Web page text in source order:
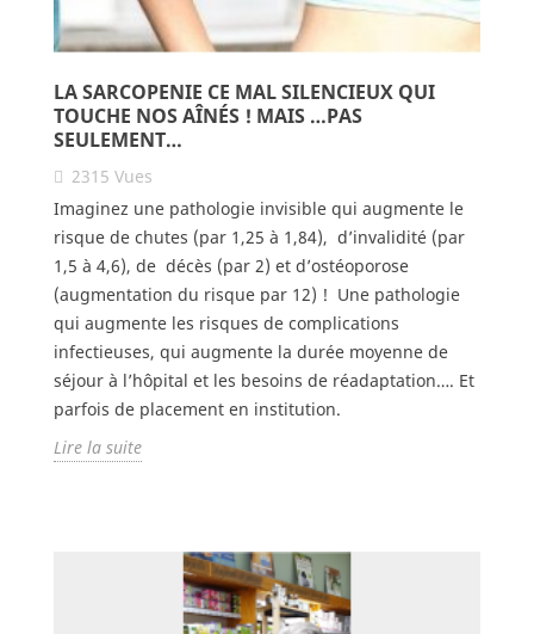
LA SARCOPENIE CE MAL SILENCIEUX QUI
TOUCHE NOS AÎNÉS ! MAIS …PAS
SEULEMENT…
2315 Vues
Imaginez une pathologie invisible qui augmente le
risque de chutes (par 1,25 à 1,84), d’invalidité (par
1,5 à 4,6), de décès (par 2) et d’ostéoporose
(augmentation du risque par 12) ! Une pathologie
qui augmente les risques de complications
infectieuses, qui augmente la durée moyenne de
séjour à l’hôpital et les besoins de réadaptation…. Et
parfois de placement en institution.
Lire la suite